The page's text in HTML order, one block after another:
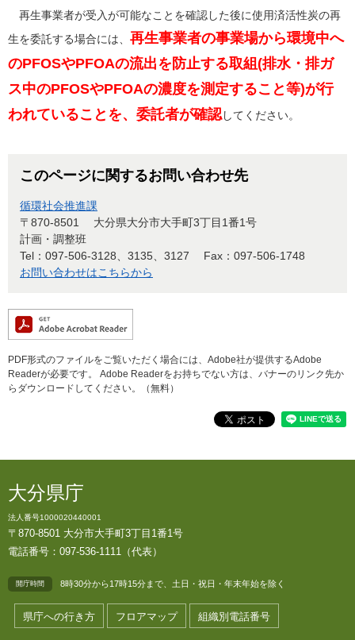
再生事業者が受入が可能なことを確認した後に使用済活性炭の再
生を委託する場合には、 再生事業者の事業場から環境中へ
のPFOSやPFOAの流出を防止する取組(排水・排ガ
ス中のPFOSやPFOAの濃度を測定すること等)が行
われていることを、委託者が確認してください。
このページに関するお問い合わせ先
循環社会推進課
〒870-8501
大分県大分市大手町3丁目1番1号
計画・調整班
Tel：097-506-3128、3135、3127
Fax：097-506-1748
お問い合わせはこちらから
PDF形式のファイルをご覧いただく場合には、Adobe社が提供するAdobe
Readerが必要です。
Adobe Readerをお持ちでない方は、バナーのリンク先か
らダウンロードしてください。（無料）
大分県庁
法人番号1000020440001
〒870-8501 大分市大手町3丁目1番1号
電話番号：097-536-1111（代表）
開庁時間 8時30分から17時15分まで、土日・祝日・年末年始を除く
県庁への行き方 フロアマップ 組織別電話番号